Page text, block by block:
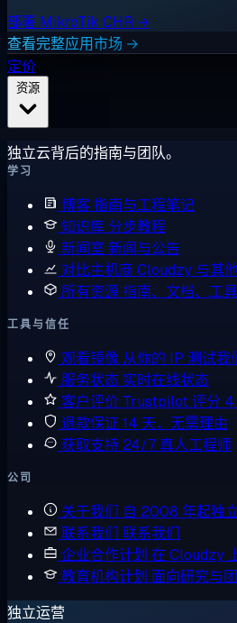
部署 MikroTik CHR →
查看完整应用市场 →
定价
独立云背后的指南与团队。
学习
博客指南与工程笔记
知识库 分步教程
新闻室 新闻与公告
对比主机商 Cloudzy 与其
所有资源指南、文档、工
工具与信任
观看镜像 从你的 IP 测试我
服务状态 实时在线状态
客户评价 Trustpilot 评分
退款保证 14 天，无需理由
获取支持 24/7 真人工程师
公司
关于我们 自 2008 年起独
联系我们 联系我们
企业合作计划 在 Cloudzy
教育机构计划 面向研究与
独立运营